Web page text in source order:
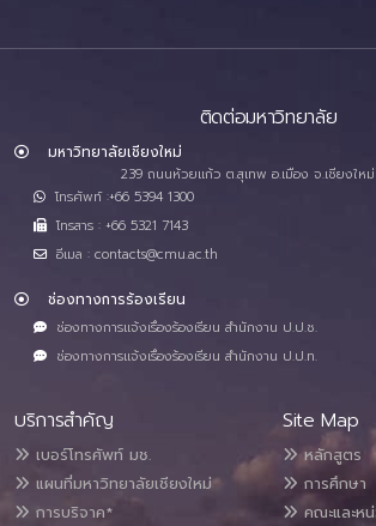
ติดต่อมหาวิทยาลัย
มหาวิทยาลัยเชียงใหม่
239 ถนนห้วยแก้ว ต.สุเทพ อ.เมือง จ.เชียงให
โทรศัพท์ :+66 5394 1300
โทรสาร : +66 5321 7143
อีเมล : contacts@cmu.ac.th
ช่องทางการร้องเรียน
ช่องทางการแจ้งเรื่องร้องเรียน สำนักงาน ป.ป.ช.
ช่องทางการแจ้งเรื่องร้องเรียน สำนักงาน ป.ป.ท.
บริการสำคัญ
เบอร์โทรศัพท์ มช.
แผนที่มหาวิทยาลัยเชียงใหม่
การบริจาค*
Site Map
หลักสูตร
การศึกษา
คณะและห